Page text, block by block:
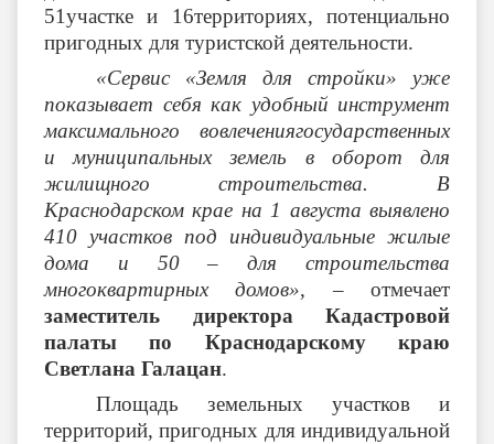
51участке и 16территориях, потенциально
пригодных для туристской деятельности.
«Сервис «Земля для стройки» уже
показывает себя как удобный инструмент
максимального вовлечениягосударственных
и муниципальных земель в оборот для
жилищного строительства. В
Краснодарском крае на 1 августа выявлено
410 участков под индивидуальные жилые
дома и 50 – для строительства
многоквартирных домов», – отмечает
заместитель директора Кадастровой
палаты по Краснодарскому краю
Светлана Галацан.
Площадь земельных участков и
территорий, пригодных для индивидуальной